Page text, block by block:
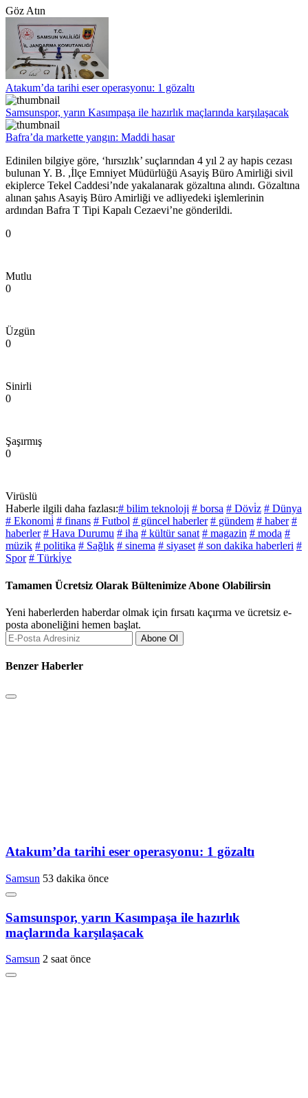
Göz Atın
Atakum’da tarihi eser operasyonu: 1 gözaltı
Samsunspor, yarın Kasımpaşa ile hazırlık maçlarında karşılaşacak
Bafra’da markette yangın: Maddi hasar
Edinilen bilgiye göre, ‘hırsızlık’ suçlarından 4 yıl 2 ay hapis cezası
bulunan Y. B. ,İlçe Emniyet Müdürlüğü Asayiş Büro Amirliği sivil
ekiplerce Tekel Caddesi’nde yakalanarak gözaltına alındı. Gözaltına
alınan şahıs Asayiş Büro Amirliği ve adliyedeki işlemlerinin
ardından Bafra T Tipi Kapalı Cezaevi’ne gönderildi.
0
Mutlu
0
Üzgün
0
Sinirli
0
Şaşırmış
0
Virüslü
Haberle ilgili daha fazlası:# bilim teknoloji # borsa # Dövi̇z # Dünya
# Ekonomi̇ # finans # Futbol # güncel haberler # gündem # haber #
haberler # Hava Durumu # iha # kültür sanat # magazin # moda #
müzik # politika # Sağlık # sinema # siyaset # son dakika haberleri #
Spor # Türki̇ye
Tamamen Ücretsiz Olarak Bültenimize Abone Olabilirsin
Yeni haberlerden haberdar olmak için fırsatı kaçırma ve ücretsiz e-
posta aboneliğini hemen başlat.
Abone Ol
Benzer Haberler
Atakum’da tarihi eser operasyonu: 1 gözaltı
Samsun 53 dakika önce
Samsunspor, yarın Kasımpaşa ile hazırlık
maçlarında karşılaşacak
Samsun 2 saat önce